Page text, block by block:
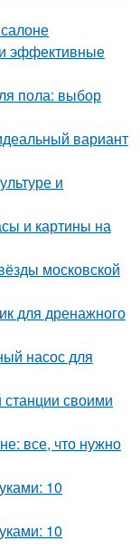
эффективные
пола: выбор
вариант
и
и картины на
московской
для дренажного
насос для
станции своими
все, что нужно
10
10